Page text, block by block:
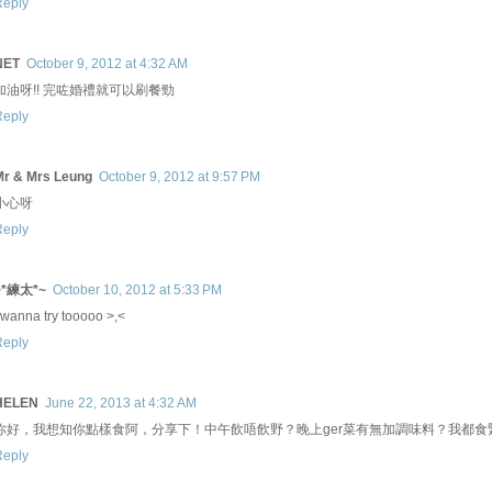
October 9, 2012 at 4:32 AM
油呀!! 完咗婚禮就可以刷餐勁
& Mrs Leung October 9, 2012 at 9:57 PM
心呀
練太*~ October 10, 2012 at 5:33 PM
try tooooo >,<
June 22, 2013 at 4:32 AM
好，我想知你點樣食阿，分享下！中午飲唔飲野？晚上ger菜有無加調味料？我都食